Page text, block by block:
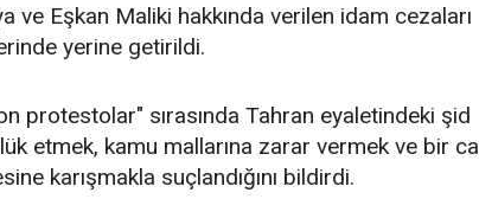
ve Eşkan Maliki hakkında verilen idam cezaları
yerine getirildi.
protestolar" sırasında Tahran eyaletindeki şid
etmek, kamu mallarına zarar vermek ve bir ca
karışmakla suçlandığını bildirdi.